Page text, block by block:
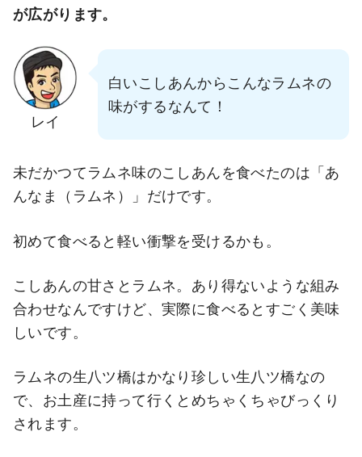
が広がります。
レイ
白いこしあんからこんなラムネの
味がするなんて！
未だかつてラムネ味のこしあんを食べたのは「あ
んなま（ラムネ）」だけです。
初めて食べると軽い衝撃を受けるかも。
こしあんの甘さとラムネ。あり得ないような組み
合わせなんですけど、実際に食べるとすごく美味
しいです。
ラムネの生八ツ橋はかなり珍しい生八ツ橋なの
で、お土産に持って行くとめちゃくちゃびっくり
されます。